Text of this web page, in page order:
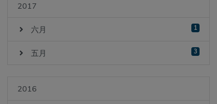
2017
六月 1
五月 3
2016